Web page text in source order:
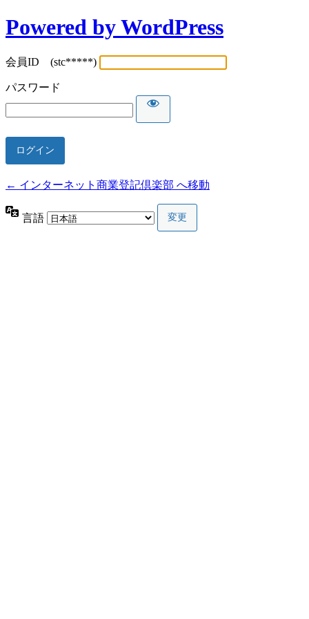
Powered by WordPress
会員ID (stc*****)
パスワード
← インターネット商業登記倶楽部 へ移動
言語